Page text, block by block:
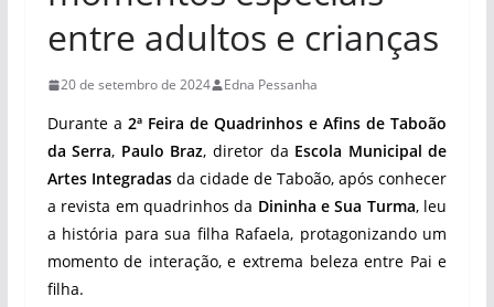
entre adultos e crianças
20 de setembro de 2024 Edna Pessanha
Durante a 2ª Feira de Quadrinhos e Afins de Taboão
da Serra, Paulo Braz, diretor da Escola Municipal de
Artes Integradasda cidade de Taboão, após conhecer
a revista em quadrinhos da Dininha e Sua Turma, leu
a história para sua filha Rafaela, protagonizando um
momento de interação, e extrema beleza entre Pai e
filha.